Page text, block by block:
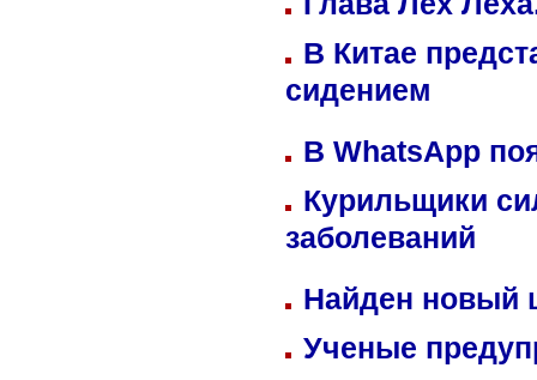
В Китае
сидением
В WhatsApp
Курильщики
заболеваний
Найден
Ученые